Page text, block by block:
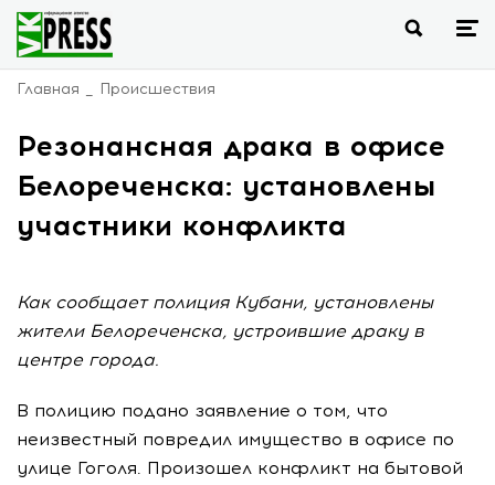
Главная Происшествия
Резонансная драка в офисе
Белореченска: установлены
участники конфликта
Как сообщает полиция Кубани, установлены
жители Белореченска, устроившие драку в
центре города.
В полицию подано заявление о том, что
неизвестный повредил имущество в офисе по
улице Гоголя. Произошел конфликт на бытовой